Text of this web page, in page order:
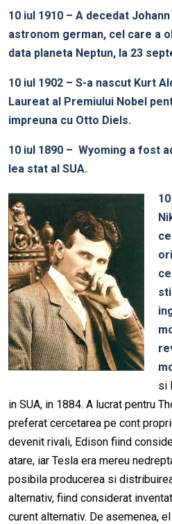
10 iul 1910 – A decedat
astronom german, cel care a
data planeta Neptun, la 23
10 iul 1902 – S-a nascut Kurt
Laureat al Premiului Nobel
impreuna cu Otto Diels.
10 iul 1890 – Wyoming a fost
lea stat al SUA.
si
in SUA, in 1884. A lucrat pentru
preferat cercetarea pe cont
devenit rivali, Edison fiind
atare, iar Tesla era mereu
posibila producerea si
alternativ, fiind considerat
curent alternativ. De asemenea,